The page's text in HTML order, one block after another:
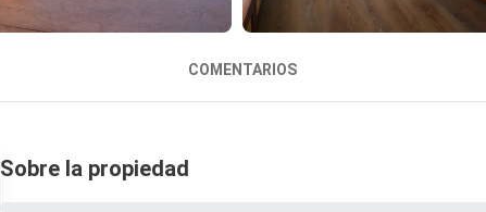
COMENTARIOS
Sobre la propiedad